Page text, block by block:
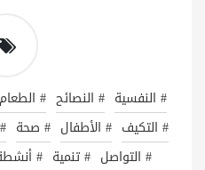
# النفسية # النصائح # الطعام
# التكيف # الأطفال # صحة
# التواصل # تنمية #